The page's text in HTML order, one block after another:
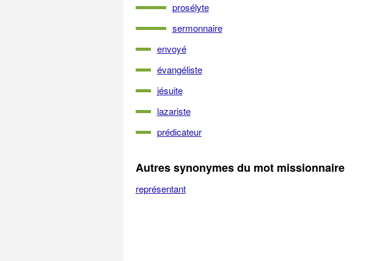
prosélyte
sermonnaire
envoyé
évangéliste
jésuite
lazariste
prédicateur
Autres synonymes du mot missionnaire
représentant